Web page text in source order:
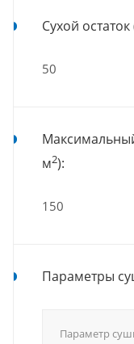
Сухой остаток
50
м2):
150
Параметры
Параметр